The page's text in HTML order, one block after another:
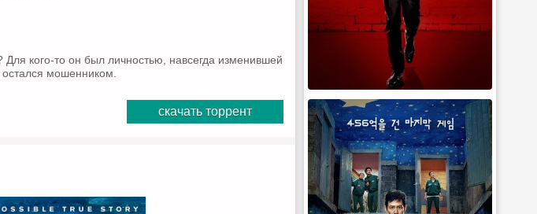
кого-то он был личностью, навсегда изменившей
мошенником.
скачать торрент